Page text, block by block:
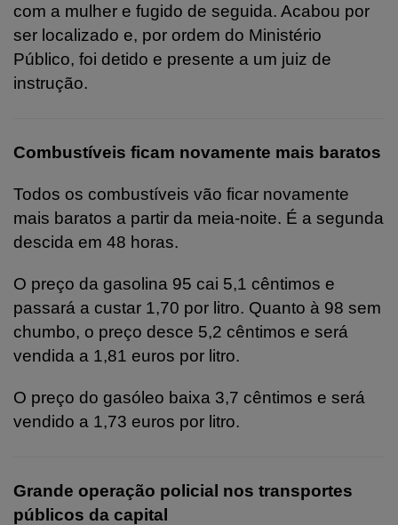
com a mulher e fugido de seguida. Acabou por
ser localizado e, por ordem do Ministério
Público, foi detido e presente a um juiz de
instrução.
Combustíveis ficam novamente mais baratos
Todos os combustíveis vão ficar novamente
mais baratos a partir da meia-noite. É a segunda
descida em 48 horas.
O preço da gasolina 95 cai 5,1 cêntimos e
passará a custar 1,70 por litro. Quanto à 98 sem
chumbo, o preço desce 5,2 cêntimos e será
vendida a 1,81 euros por litro.
O preço do gasóleo baixa 3,7 cêntimos e será
vendido a 1,73 euros por litro.
Grande operação policial nos transportes
públicos da capital